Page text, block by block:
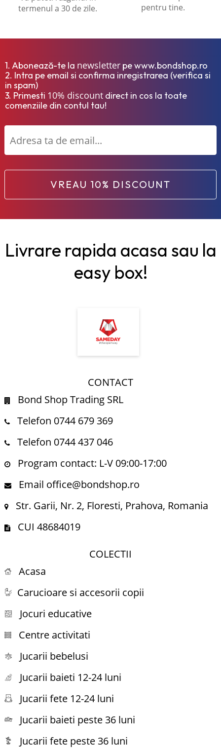
termenul a 30 de zile.
pentru tine.
1. Abonează-te la newsletter pe www.bondshop.ro
2. Intra pe email si confirma inregistrarea (verifica si
in spam)
3. Primesti 10% discount direct in cos la toate
comenziile din contul tau!
VREAU 10% DISCOUNT
Livrare rapida acasa sau la
easy box!
CONTACT
Bond Shop Trading SRL
Telefon 0744 679 369
Telefon 0744 437 046
Program contact: L-V 09:00-17:00
Email office@bondshop.ro
Str. Garii, Nr. 2, Floresti, Prahova, Romania
CUI 48684019
COLECTII
Acasa
Carucioare si accesorii copii
Jocuri educative
Centre activitati
Jucarii bebelusi
Jucarii baieti 12-24 luni
Jucarii fete 12-24 luni
Jucarii baieti peste 36 luni
Jucarii fete peste 36 luni